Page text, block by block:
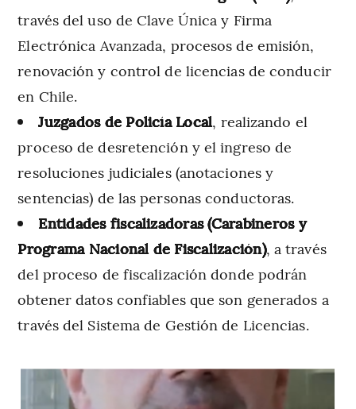
través del uso de Clave Única y Firma
Electrónica Avanzada, procesos de emisión,
renovación y control de licencias de conducir
en Chile.
Juzgados de Policía Local, realizando el
proceso de desretención y el ingreso de
resoluciones judiciales (anotaciones y
sentencias) de las personas conductoras.
Entidades fiscalizadoras (Carabineros y
Programa Nacional de Fiscalización), a través
del proceso de fiscalización donde podrán
obtener datos confiables que son generados a
través del Sistema de Gestión de Licencias.